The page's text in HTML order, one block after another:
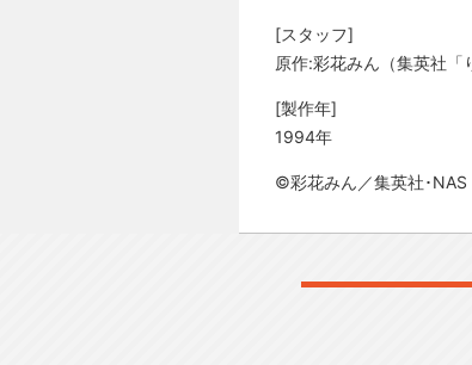
[スタッフ]
原作:彩花みん（集英社
[製作年]
1994年
©彩花みん／集英社･NAS